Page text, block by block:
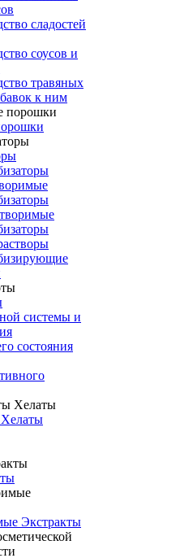
сладостей
соусов и
травяных
к ним
системы и
состояния
Экстракты